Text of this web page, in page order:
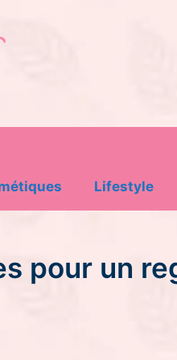
Lifestyle
pour un